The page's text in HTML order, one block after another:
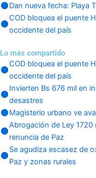
Dan nueva fecha: Playa
COD bloquea el puente
occidente del país
Lo más compartido
COD bloquea el puente
occidente del país
Invierten Bs 676 mil en
desastres
Magisterio urbano ve
Abrogación de Ley
renuncia de Paz
Se agudiza escasez de
Paz y zonas rurales